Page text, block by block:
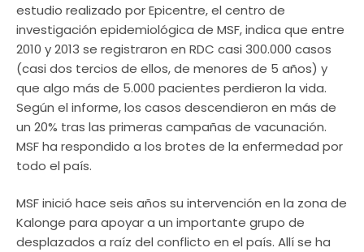
estudio realizado por Epicentre, el centro de
investigación epidemiológica de MSF, indica que entre
2010 y 2013 se registraron en RDC casi 300.000 casos
(casi dos tercios de ellos, de menores de 5 años) y
que algo más de 5.000 pacientes perdieron la vida.
Según el informe, los casos descendieron en más de
un 20% tras las primeras campañas de vacunación.
MSF ha respondido a los brotes de la enfermedad por
todo el país.
MSF inició hace seis años su intervención en la zona de
Kalonge para apoyar a un importante grupo de
desplazados a raíz del conflicto en el país. Allí se ha